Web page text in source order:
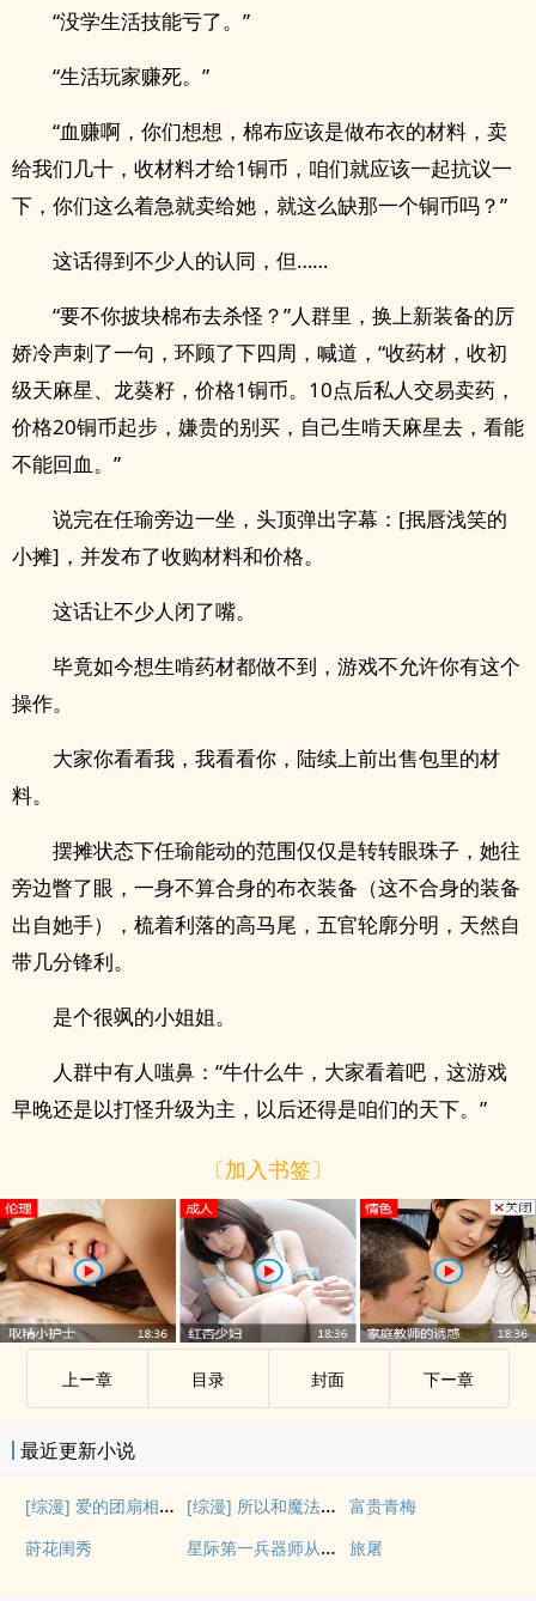
“没学生活技能亏了。”
“生活玩家赚死。”
“血赚啊，你们想想，棉布应该是做布衣的材料，卖
给我们几十，收材料才给1铜币，咱们就应该一起抗议一
下，你们这么着急就卖给她，就这么缺那一个铜币吗？”
这话得到不少人的认同，但……
“要不你披块棉布去杀怪？”人群里，换上新装备的厉
娇冷声刺了一句，环顾了下四周，喊道，“收药材，收初
级天麻星、龙葵籽，价格1铜币。10点后私人交易卖药，
价格20铜币起步，嫌贵的别买，自己生啃天麻星去，看能
不能回血。”
说完在任瑜旁边一坐，头顶弹出字幕：[抿唇浅笑的
小摊]，并发布了收购材料和价格。
这话让不少人闭了嘴。
毕竟如今想生啃药材都做不到，游戏不允许你有这个
操作。
大家你看看我，我看看你，陆续上前出售包里的材
料。
摆摊状态下任瑜能动的范围仅仅是转转眼珠子，她往
旁边瞥了眼，一身不算合身的布衣装备（这不合身的装备
出自她手），梳着利落的高马尾，五官轮廓分明，天然自
带几分锋利。
是个很飒的小姐姐。
人群中有人嗤鼻：“牛什么牛，大家看着吧，这游戏
早晚还是以打怪升级为主，以后还得是咱们的天下。”
〔加入书签〕
上ー章 目录 封面 下ー章
最近更新小说
[综漫] 爱的团扇相互内耗 [综漫] 所以和魔法师邻居恋爱了
富贵青梅
莳花闺秀
星际第一兵器师从收废品开始 旅屠